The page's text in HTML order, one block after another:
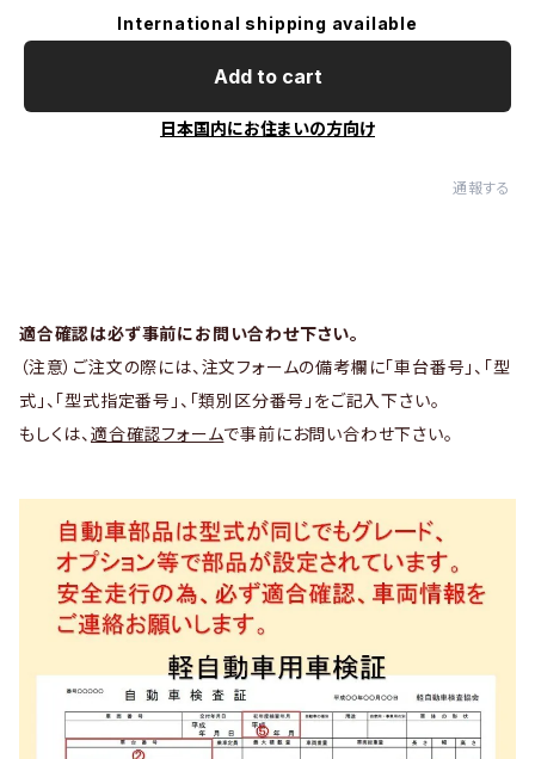
International shipping available
Add to cart
日本国内にお住まいの方向け
通報する
適合確認は必ず事前にお問い合わせ下さい。
（注意）ご注文の際には、注文フォームの備考欄に「車台番号」、「型
式」、「型式指定番号」、「類別区分番号」をご記入下さい。
もしくは、 適合確認フォームで事前にお問い合わせ下さい。